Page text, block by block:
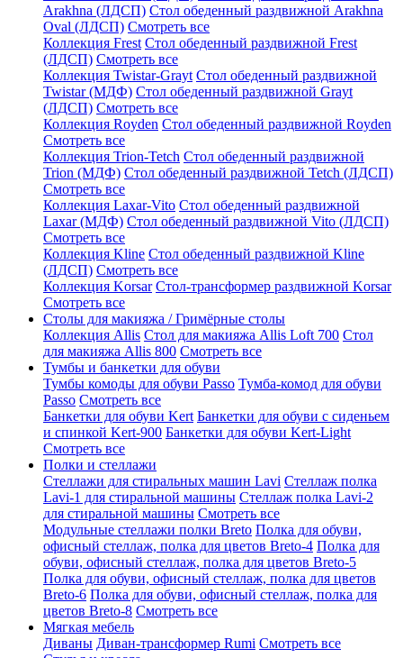
Arakhna (ЛДСП) Стол обеденный раздвижной Arakhna
Oval (ЛДСП) Смотреть все
Коллекция Frest Стол обеденный раздвижной Frest
(ЛДСП) Смотреть все
Коллекция Twistar-Grayt Стол обеденный раздвижной
Twistar (МДФ) Стол обеденный раздвижной Grayt
(ЛДСП) Смотреть все
Коллекция Royden Стол обеденный раздвижной Royden
Смотреть все
Коллекция Trion-Tetch Стол обеденный раздвижной
Trion (МДФ) Стол обеденный раздвижной Tetch (ЛДСП)
Смотреть все
Коллекция Laxar-Vito Стол обеденный раздвижной
Laxar (МДФ) Стол обеденный раздвижной Vito (ЛДСП)
Смотреть все
Коллекция Kline Стол обеденный раздвижной Kline
(ЛДСП) Смотреть все
Коллекция Korsar Стол-трансформер раздвижной Korsar
Смотреть все
Столы для макияжа / Гримёрные столы
Коллекция Allis Стол для макияжа Allis Loft 700 Стол
для макияжа Allis 800 Смотреть все
Тумбы и банкетки для обуви
Тумбы комоды для обуви Passo Тумба-комод для обуви
Passo Смотреть все
Банкетки для обуви Kert Банкетки для обуви с сиденьем
и спинкой Kert-900 Банкетки для обуви Kert-Light
Смотреть все
Полки и стеллажи
Стеллажи для стиральных машин Lavi Стеллаж полка
Lavi-1 для стиральной машины Стеллаж полка Lavi-2
для стиральной машины Смотреть все
Модульные стеллажи полки Breto Полка для обуви,
офисный стеллаж, полка для цветов Breto-4 Полка для
обуви, офисный стеллаж, полка для цветов Breto-5
Полка для обуви, офисный стеллаж, полка для цветов
Breto-6 Полка для обуви, офисный стеллаж, полка для
цветов Breto-8 Смотреть все
Мягкая мебель
Диваны Диван-трансформер Rumi Смотреть все